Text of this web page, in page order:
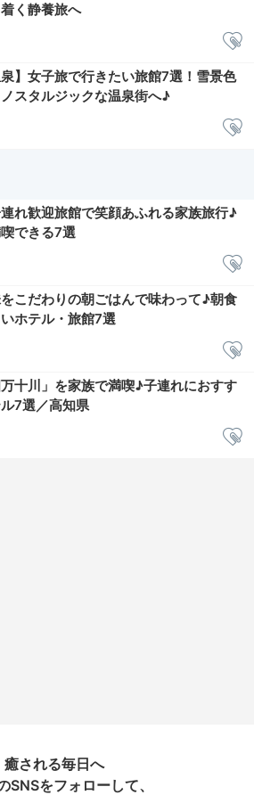
着く静養旅へ
泉】女子旅で行きたい旅館7選！雪景色
スタルジックな温泉街へ♪
れ歓迎旅館で笑顔あふれる家族旅行♪
できる7選
こだわりの朝ごはんで味わって♪朝食
ホテル・旅館7選
十川」を家族で満喫♪子連れにおすす
7選／高知県
癒される毎日へ
SNSをフォローして、